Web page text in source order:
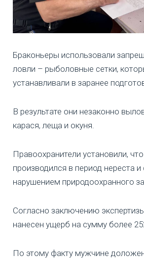
Браконьеры использовали
ловли – рыболовные сетки,
устанавливали в заранее
В результате они незаконно
карася, леща и окуня.
Правоохранители установили,
производился в период нереста
нарушением природоохранного
Согласно заключению
нанесен ущерб на сумму более
По этому факту мужчине